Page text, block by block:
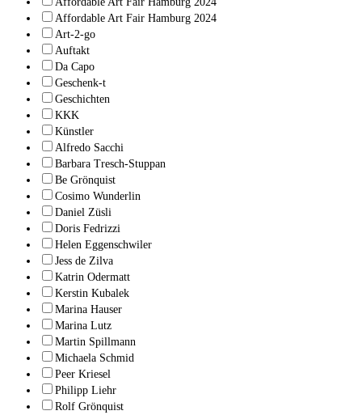
Affordable Art Fair Hamburg 2024
Art-2-go
Auftakt
Da Capo
Geschenk-t
Geschichten
KKK
Künstler
Alfredo Sacchi
Barbara Tresch-Stuppan
Be Grönquist
Cosimo Wunderlin
Daniel Züsli
Doris Fedrizzi
Helen Eggenschwiler
Jess de Zilva
Katrin Odermatt
Kerstin Kubalek
Marina Hauser
Marina Lutz
Martin Spillmann
Michaela Schmid
Peer Kriesel
Philipp Liehr
Rolf Grönquist